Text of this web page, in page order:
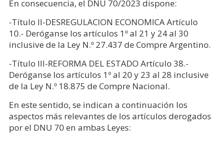
En consecuencia, el DNU 70/2023 dispone:
-Título II-DESREGULACION ECONOMICA Artículo
10.- Deróganse los artículos 1º al 21 y 24 al 30
inclusive de la Ley N.º 27.437 de Compre Argentino.
-Título III-REFORMA DEL ESTADO Artículo 38.-
Deróganse los artículos 1º al 20 y 23 al 28 inclusive
de la Ley N.º 18.875 de Compre Nacional.
En este sentido, se indican a continuación los
aspectos más relevantes de los artículos derogados
por el DNU 70 en ambas Leyes: